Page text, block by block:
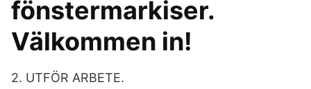
fönstermarkiser.
Välkommen in!
2. UTFÖR ARBETE.